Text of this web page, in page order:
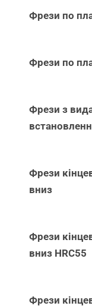
Фрези по
Фрези по
Фрези з
Фрези
вниз
Фрези
вниз НRC55
Фрези